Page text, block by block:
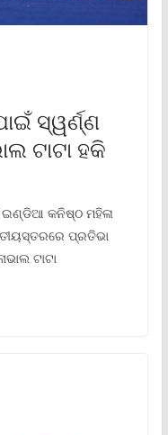
ସ୍ୱର୍ଣ୍ଣ
ଟାଟା ହକି
ଇଣ୍ଡିଆ କନିଷ୍ଠ ମହିଳା
ପ୍ରତିଭା
ଟାଟା